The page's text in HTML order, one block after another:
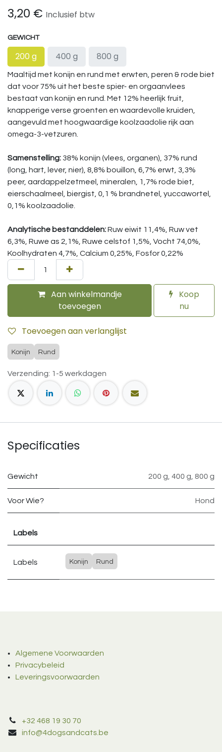
3,20 € Inclusief btw
GEWICHT
200 g 400 g 800 g
Maaltijd met konijn en rund met erwten, peren & rode biet
dat voor 75% uit het beste spier- en orgaanvlees
bestaat van konijn en rund. Met 12% heerlijk fruit,
knapperige verse groenten en waardevolle kruiden,
aangevuld met hoogwaardige koolzaadolie rijk aan
omega-3-vetzuren.
Samenstelling: 38% konijn (vlees, organen), 37% rund
(long, hart, lever, nier), 8,8% bouillon, 6,7% erwt, 3,3%
peer, aardappelzetmeel, mineralen, 1,7% rode biet,
eierschaalmeel, biergist, 0,1 % brandnetel, yuccawortel,
0,1% koolzaadolie.
Analytische bestanddelen:Ruw eiwit 11,4%, Ruw vet
6,3%, Ruwe as 2,1%, Ruwe celstof 1,5%, Vocht 74,0%,
Koolhydraten 4,7%, Calcium 0,25%, Fosfor 0,22%
Aan winkelmandje
toevoegen
Koop
nu
Toevoegen aan verlanglijst
Konijn Rund
Verzending: 1-5 werkdagen
Specificaties
Gewicht 200 g, 400 g, 800 g
Voor Wie? Hond
Labels
Labels Konijn Rund
Algemene Voorwaarden
Privacybeleid
Leveringsvoorwaarden
+32 468 19 30 70
info@4dogsandcats.be